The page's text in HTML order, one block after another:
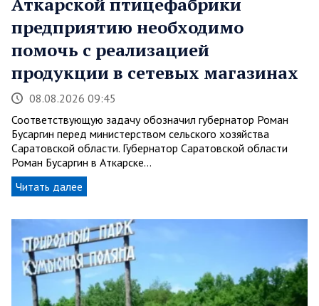
предприятию необходимо
помочь с реализацией
продукции в сетевых магазинах
08.08.2026 09:45
Соответствующую задачу обозначил губернатор Роман
Бусаргин перед министерством сельского хозяйства
Саратовской области. Губернатор Саратовской области
Роман Бусаргин в Аткарске…
Читать далее